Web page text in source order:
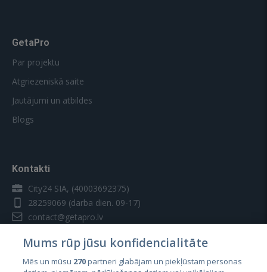
GetaPro
Par projektu
Atgriezeniskā saite
Jautājumi un atbildes
Blogs
Kontakti
City24 SIA, (40003692375)
28259069 (darba dien. 09-17)
contact@getapro.lv
Mums rūp jūsu konfidencialitāte
Mēs un mūsu 270partneri glabājam un piekļūstam personas